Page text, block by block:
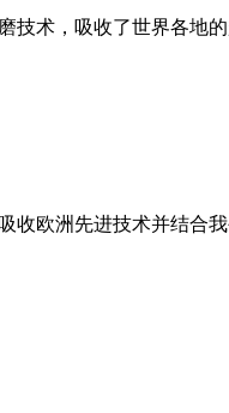
术，吸收了世界各地
欧洲先进技术并结合